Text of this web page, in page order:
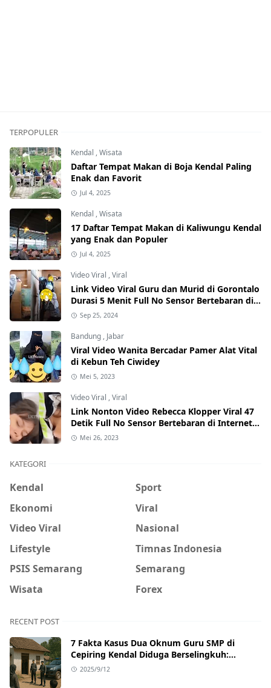
TERPOPULER
Kendal ,Wisata
Daftar Tempat Makan di Boja Kendal Paling
Enak dan Favorit
Jul 4, 2025
Kendal ,Wisata
17 Daftar Tempat Makan di Kaliwungu Kendal
yang Enak dan Populer
Jul 4, 2025
Video Viral ,Viral
Link Video Viral Guru dan Murid di Gorontalo
Durasi 5 Menit Full No Sensor Bertebaran di
Internet, Hati-Hati Phising!
Sep 25, 2024
Bandung , Jabar
Viral Video Wanita Bercadar Pamer Alat Vital
di Kebun Teh Ciwidey
Mei 5, 2023
Video Viral ,Viral
Link Nonton Video Rebecca Klopper Viral 47
Detik Full No Sensor Bertebaran di Internet,
Hati-Hati Phising!
Mei 26, 2023
KATEGORI
Kendal
Sport
Ekonomi
Viral
Video Viral
Nasional
Lifestyle
Timnas Indonesia
PSIS Semarang
Semarang
Wisata
Forex
RECENT POST
7 Fakta Kasus Dua Oknum Guru SMP di
Cepiring Kendal Diduga Berselingkuh:
Kronologi, Pengakuan, hingga Sanksi
2025/9/12